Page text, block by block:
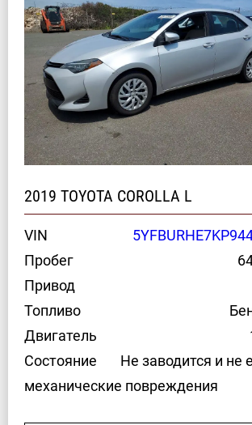
2019 TOYOTA COROLLA L
VIN
Пробег
Привод
Топливо
Двигатель
Состояние
Не заводится и не
механические повреждения